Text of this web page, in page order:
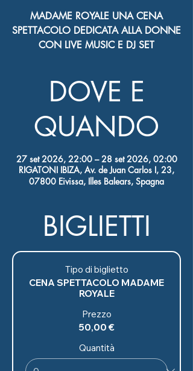
MADAME ROYALE UNA CENA
SPETTACOLO DEDICATA ALLA DONNE
CON LIVE MUSIC E DJ SET
DOVE E
QUANDO
27 set 2026, 22:00 – 28 set 2026, 02:00
RIGATONI IBIZA, Av. de Juan Carlos I, 23,
07800 Eivissa, Illes Balears, Spagna
BIGLIETTI
Tipo di biglietto
CENA SPETTACOLO MADAME
ROYALE
Prezzo
50,00 €
Quantità